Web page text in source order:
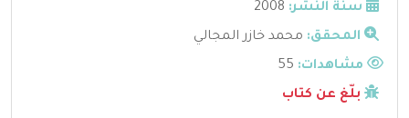
سنة النشر: 2008
المحقق: محمد خازر المجالي
مشاهدات:
بلّغ عن كتاب